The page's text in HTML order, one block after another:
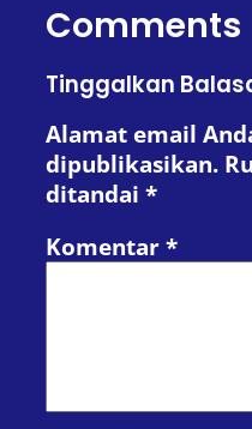
Comments
Tinggalkan
Alamat email
dipublikasikan.
ditandai *
Komentar *